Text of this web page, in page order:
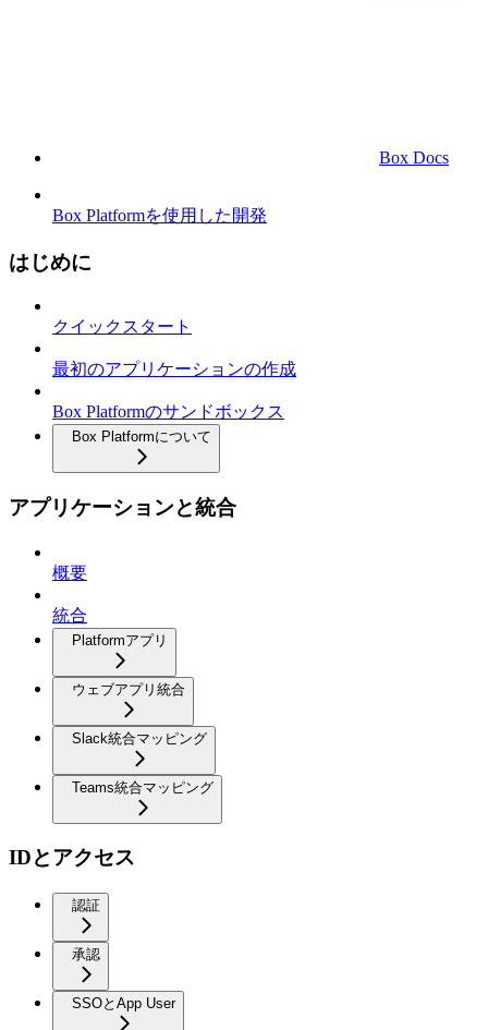
Box Docs
Box Platformを使用した開発
はじめに
クイックスタート
最初のアプリケーションの作成
Box Platformのサンドボックス
Box Platformについて
アプリケーションと統合
概要
統合
Platformアプリ
ウェブアプリ統合
Slack統合マッピング
Teams統合マッピング
IDとアクセス
認証
承認
SSOとApp User